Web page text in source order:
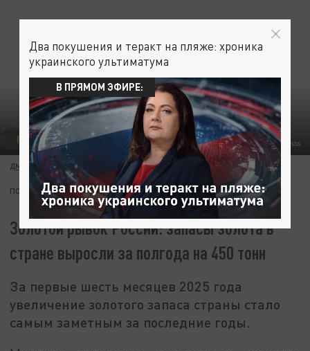
ALEKSEY SMYSHLYAEV/GLOBALLOOKPRESS
ПОЛИТИКА
ДМИТРИЙ КУНЦОВ 07 СЕНТЯБРЯ 09:05
ПОДПИШИТЕСЬ:
Золотой рывок России: запасы золота в
стране выросли за полгода на 450 тонн
За первые шесть месяцев 2025 года
увеличение золотого запаса страны стало
самым заметным за последние годы.
Два покушения и теракт на пляже: хроника
украинского ультиматума
В ПРЯМОМ ЭФИРЕ: